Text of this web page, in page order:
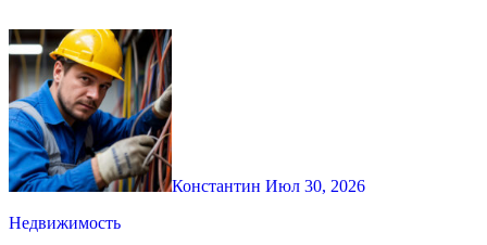
Константин Июл 30, 2026
Недвижимость